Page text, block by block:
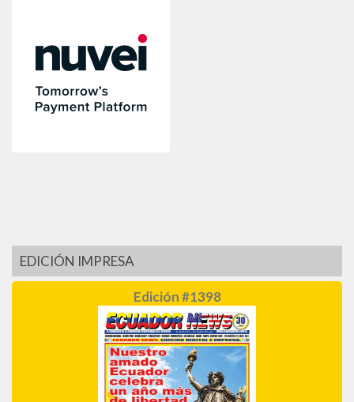
EDICIÓN IMPRESA
Edición #1398